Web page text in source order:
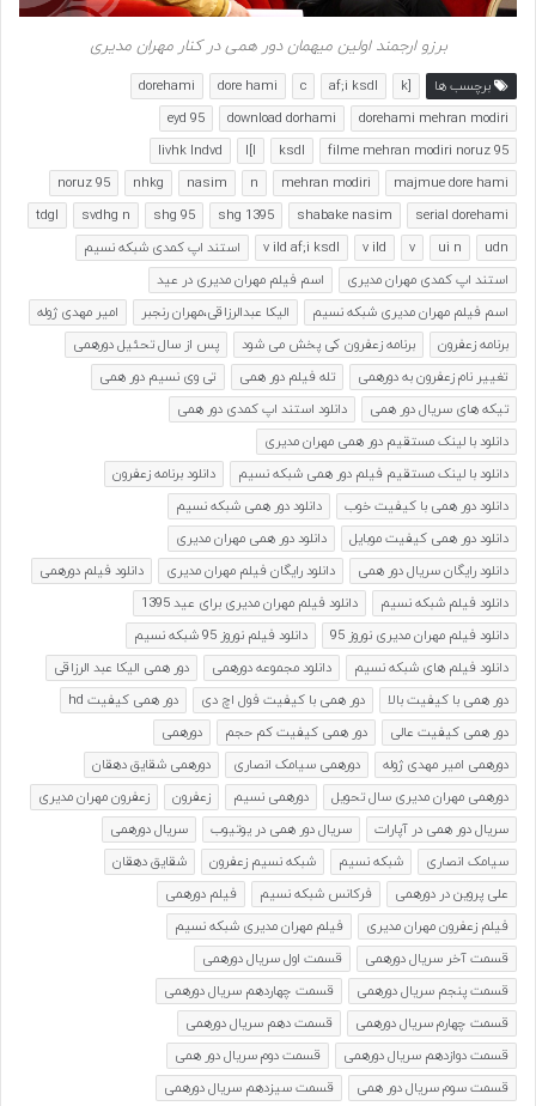
برزو ارجمند اولین میهمان دور همی در کنار مهران مدیری
برچسب ها [k
af;i ksdl
c
dore hami
dorehami
dorehami mehran modiri
download dorhami
eyd 95
filme mehran modiri noruz 95
ksdl
l[l
livhk lndvd
majmue dore hami
mehran modiri
n
nasim
nhkg
noruz 95
serial dorehami
shabake nasim
shg 1395
shg 95
svdhg n
tdgl
udn
ui n
v
v ild
v ild af;i ksdl
استند اپ کمدی شبکه نسیم
استند اپ کمدی مهران مدیری
اسم فیلم مهران مدیری در عید
اسم فیلم مهران مدیری شبکه نسیم
الیکا عبدالرزاقی،مهران رنجبر
امیر مهدی ژوله
برنامه زعفرون
برنامه زعفرون کی پخش می شود
پس از سال تحئیل دورهمی
تغییر نام زعفرون به دورهمی
تله فیلم دور همی
تی وی نسیم دور همی
تیکه های سریال دور همی
دانلود استند اپ کمدی دور همی
دانلود با لینک مستقیم دور همی مهران مدیری
دانلود با لینک مستقیم فیلم دور همی شبکه نسیم
دانلود برنامه زعفرون
دانلود دور همی با کیفیت خوب
دانلود دور همی شبکه نسیم
دانلود دور همی کیفیت موبایل
دانلود دور همی مهران مدیری
دانلود رایگان سریال دور همی
دانلود رایگان فیلم مهران مدیری
دانلود فیلم دورهمی
دانلود فیلم شبکه نسیم
دانلود فیلم مهران مدیری برای عید 1395
دانلود فیلم مهران مدیری نوروز 95
دانلود فیلم نوروز 95 شبکه نسیم
دانلود فیلم های شبکه نسیم
دانلود مجموعه دورهمی
دور همی الیکا عبد الرزاقی
دور همی با کیفیت بالا
دور همی با کیفیت فول اچ دی
دور همی کیفیت hd
دور همی کیفیت عالی
دور همی کیفیت کم حجم
دورهمی
دورهمی امیر مهدی ژوله
دورهمی سیامک انصاری
دورهمی شقایق دهقان
دورهمی مهران مدیری سال تحویل
دورهمی نسیم زعفرون
زعفرون مهران مدیری
سریال دور همی در آپارات
سریال دور همی در یوتیوب
سریال دورهمی
سیامک انصاری
شبکه نسیم شبکه نسیم زعفرون
شقایق دهقان
علی پروین در دورهمی
فرکانس شبکه نسیم
فیلم دورهمی
فیلم زعفرون مهران مدیری
فیلم مهران مدیری شبکه نسیم
قسمت آخر سریال دورهمی
قسمت اول سریال دورهمی
قسمت پنجم سریال دورهمی
قسمت چهاردهم سریال دورهمی
قسمت چهارم سریال دورهمی
قسمت دهم سریال دورهمی
قسمت دوازدهم سریال دورهمی
قسمت دوم سریال دور همی
قسمت سوم سریال دور همی
قسمت سیزدهم سریال دورهمی